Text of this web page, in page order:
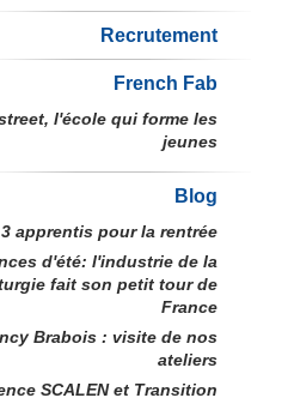
Recrutement
French Fab
l'école qui forme les
jeunes
Blog
3 apprentis pour la rentrée
d'été: l'industrie de la
fait son petit tour de
France
Brabois : visite de nos
ateliers
SCALEN et Transition